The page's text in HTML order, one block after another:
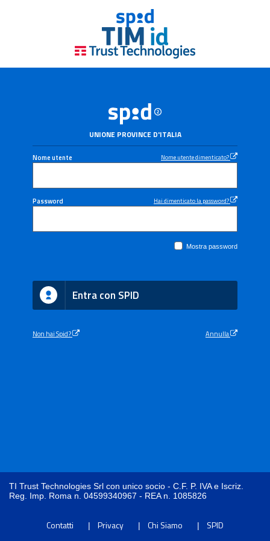
UNIONE PROVINCE D'ITALIA
Nome utente Nome utente dimenticato?
Password Hai dimenticato la password?
Mostra password
Entra con SPID
Non hai Spid? Annulla
TI Trust Technologies Srl con unico socio - C.F. P. IVA e Iscriz.
Reg. Imp. Roma n. 04599340967 - REA n. 1085826
Contatti Privacy Chi Siamo SPID